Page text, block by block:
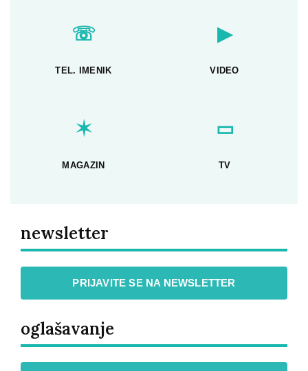
☏
TEL. IMENIK
▶
VIDEO
✶
MAGAZIN
▭
TV
newsletter
PRIJAVITE SE NA NEWSLETTER
oglašavanje